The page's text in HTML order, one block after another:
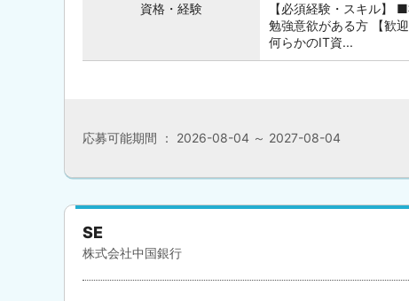
資格・経験
【必須経験・スキル】
勉強意欲がある方 【歓
何らかのIT資...
応募可能期間 ： 2026-08-04 ～ 2027-08-04
SE
株式会社中国銀行